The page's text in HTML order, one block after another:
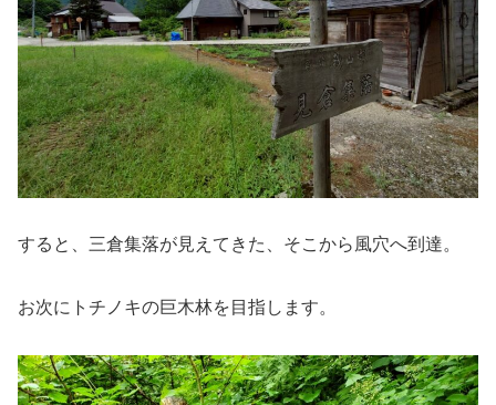
すると、三倉集落が見えてきた、そこから風穴へ到達。
お次にトチノキの巨木林を目指します。